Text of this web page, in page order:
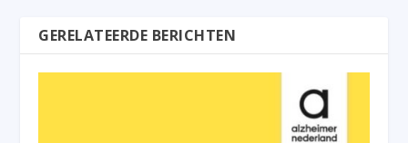
GERELATEERDE BERICHTEN